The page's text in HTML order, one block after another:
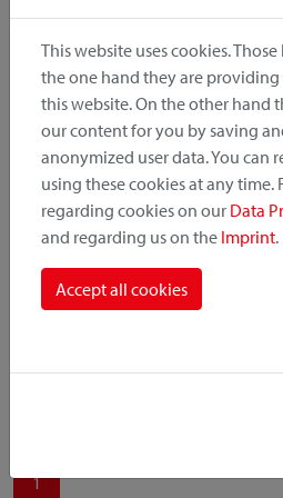
produit, le point de montage et le
Catégorie de produit
Position de montage
Système de fixation
1
This website uses cookies.
the one hand they are
this website. On the other hand
our content for you by saving
anonymized user data. You can
using these cookies at any
regarding cookies on our Data
and regarding us on the Imprint.
Accept all cookies